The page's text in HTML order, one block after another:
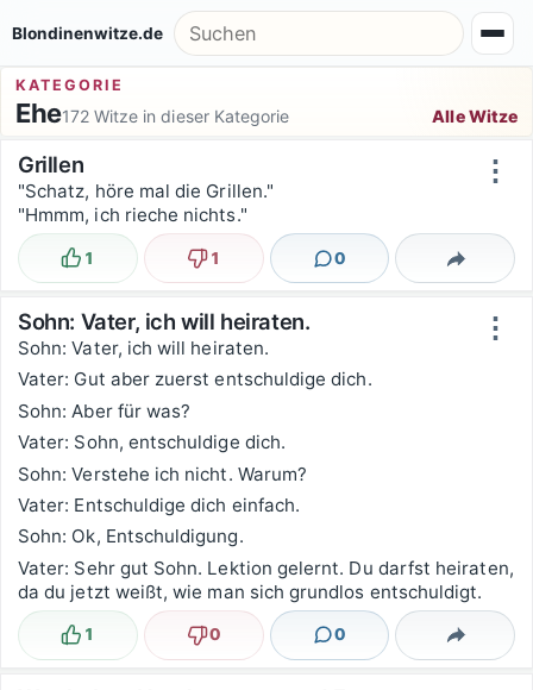
Blondinenwitze.de Suche nach:
KATEGORIE
Ehe172 Witze in dieser Kategorie Alle Witze
Witzsortierung ⋮
Grillen
"Schatz, höre mal die Grillen."
"Hmmm, ich rieche nichts."
Lustig
1 Nicht lustig
1 0
Kommentare Teilen
⋮
Sohn: Vater, ich will heiraten.
Sohn: Vater, ich will heiraten.
Vater: Gut aber zuerst entschuldige dich.
Sohn: Aber für was?
Vater: Sohn, entschuldige dich.
Sohn: Verstehe ich nicht. Warum?
Vater: Entschuldige dich einfach.
Sohn: Ok, Entschuldigung.
Vater: Sehr gut Sohn. Lektion gelernt. Du darfst heiraten,
da du jetzt weißt, wie man sich grundlos entschuldigt.
Lustig
1 Nicht lustig
0 0
Kommentare Teilen